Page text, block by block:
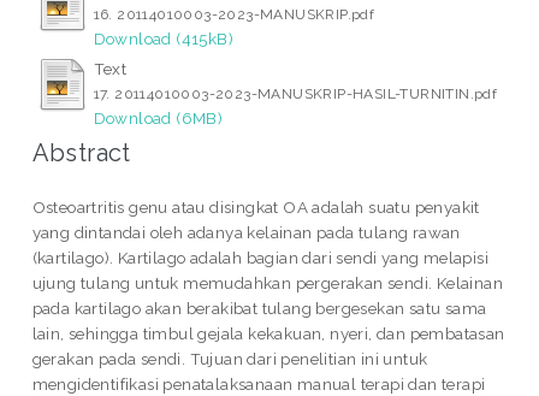
16. 20114010003-2023-MANUSKRIP.pdf
Download (415kB)
Text
17. 20114010003-2023-MANUSKRIP-HASIL-TURNITIN.pdf
Download (6MB)
Abstract
Osteoartritis genu atau disingkat OA adalah suatu penyakit
yang dintandai oleh adanya kelainan pada tulang rawan
(kartilago). Kartilago adalah bagian dari sendi yang melapisi
ujung tulang untuk memudahkan pergerakan sendi. Kelainan
pada kartilago akan berakibat tulang bergesekan satu sama
lain, sehingga timbul gejala kekakuan, nyeri, dan pembatasan
gerakan pada sendi. Tujuan dari penelitian ini untuk
mengidentifikasi penatalaksanaan manual terapi dan terapi